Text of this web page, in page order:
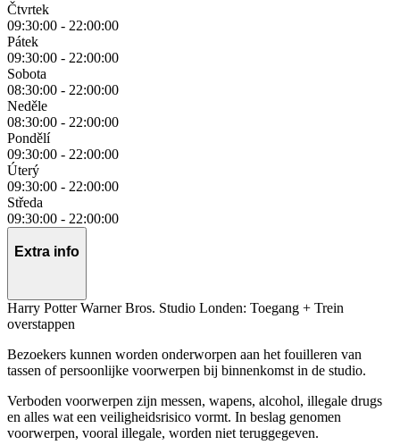
Čtvrtek
09:30:00 - 22:00:00
Pátek
09:30:00 - 22:00:00
Sobota
08:30:00 - 22:00:00
Neděle
08:30:00 - 22:00:00
Pondělí
09:30:00 - 22:00:00
Úterý
09:30:00 - 22:00:00
Středa
09:30:00 - 22:00:00
Extra info
Harry Potter Warner Bros. Studio Londen: Toegang + Trein
overstappen
Bezoekers kunnen worden onderworpen aan het fouilleren van
tassen of persoonlijke voorwerpen bij binnenkomst in de studio.
Verboden voorwerpen zijn messen, wapens, alcohol, illegale drugs
en alles wat een veiligheidsrisico vormt. In beslag genomen
voorwerpen, vooral illegale, worden niet teruggegeven.